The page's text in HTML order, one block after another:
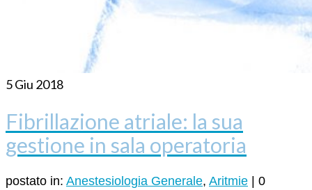
5Giu 2018
Fibrillazione atriale: la sua
gestione in sala operatoria
postato in: Anestesiologia Generale, Aritmie
0